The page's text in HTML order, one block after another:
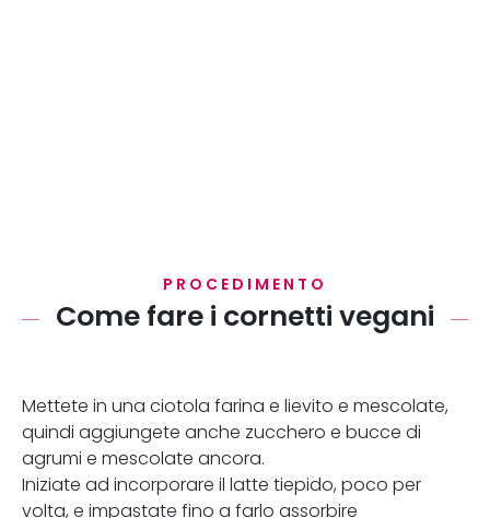
PROCEDIMENTO
Come fare i cornetti vegani
Mettete in una ciotola farina e lievito e mescolate,
quindi aggiungete anche zucchero e bucce di
agrumi e mescolate ancora.
Iniziate ad incorporare il latte tiepido, poco per
volta, e impastate fino a farlo assorbire